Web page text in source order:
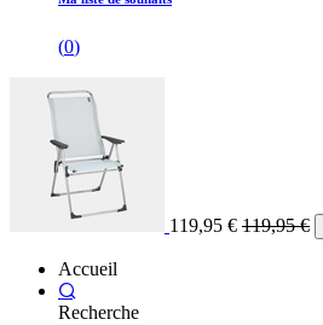
(0)
119,95 € 119,95€
Accueil
Recherche